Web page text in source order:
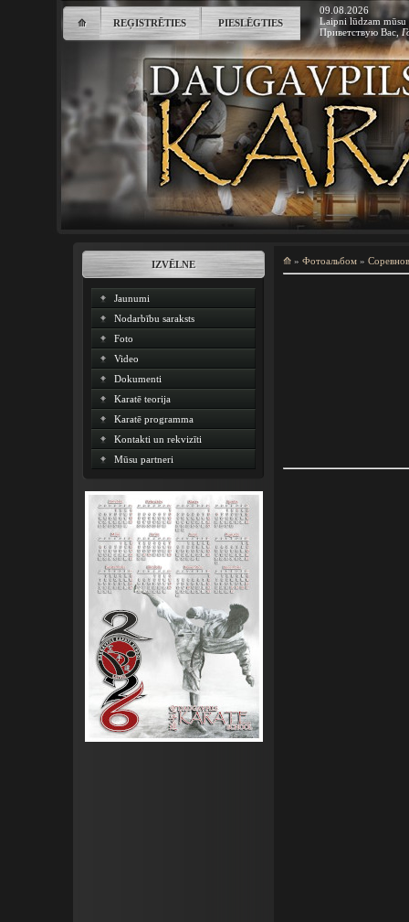
⟰ REĢISTRĒTIES PIESLĒGTIES
09.08.2026
Laipni lūdzam mūsu
Приветствую Вас ,
IZVĒLNE
Jaunumi
Nodarbību saraksts
Foto
Video
Dokumenti
Karatē teorija
Karatē programma
Kontakti un rekvizīti
Mūsu partneri
⟰ » Фотоальбом »